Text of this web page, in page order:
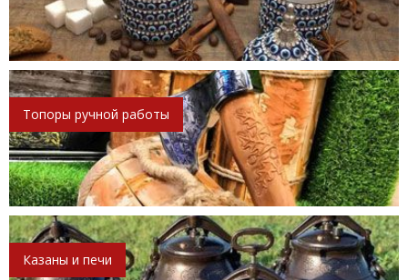
Топоры ручной работы
Казаны и печи